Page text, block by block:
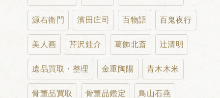
源右衛門 濱田庄司 百物語 百鬼夜行
美人画 芹沢銈介 葛飾北斎 辻清明
遺品買取・整理 金重陶陽 青木木米
骨董品買取 骨董品鑑定 鳥山石燕